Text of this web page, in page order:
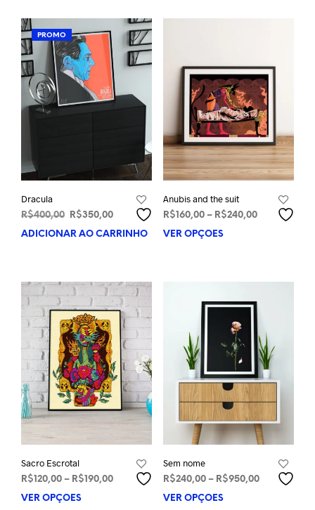
PROMO
Dracula
R$400,00
O
preço
R$350,00O
preço
ADICIONAR AO CARRINHO
Anubis and the suit
R$ 160,00 – R$240,00Faixa
R$240,00
VER OPÇÕES
Sacro Escrotal
R$120,00 – R$190,00Faixa
VER OPÇÕES
Este
Sem nome
R$240,00 – R$950,00Faixa
VER OPÇÕES